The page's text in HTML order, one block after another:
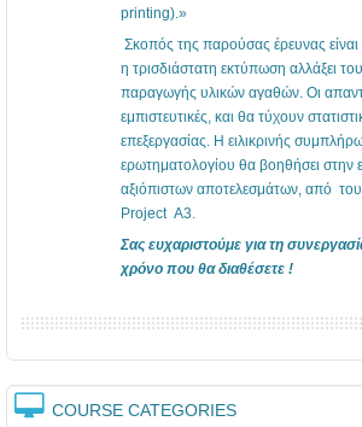
printing).»
Σκοπός της παρούσας έρευνας είναι
η τρισδιάστατη εκτύπωση αλλάξει
παραγωγής υλικών αγαθών. Οι
εμπιστευτικές, και θα τύχουν
επεξεργασίας. Η ειλικρινής
ερωτηματολογίου θα βοηθήσει στην
αξιόπιστων αποτελεσμάτων, από
Project Α3.
Σας ευχαριστούμε για τη
χρόνο που θα διαθέσετε !
COURSE CATEGORIES